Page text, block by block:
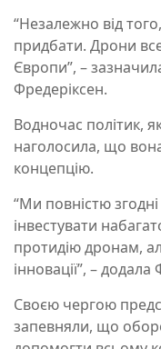
“Незалежно від
придбати. Дрони
Європи”, –
Фредеріксен.
Водночас політик,
наголосила, що
концепцію.
“Ми повністю
інвестувати
протидію дронам,
інновації”, –
Своєю чергою
запевняли, що